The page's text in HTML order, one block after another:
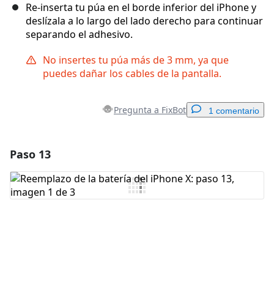
Re-inserta tu púa en el borde inferior del iPhone y
deslízala a lo largo del lado derecho para continuar
separando el adhesivo.
No insertes tu púa más de 3 mm, ya que
puedes dañar los cables de la pantalla.
Pregunta a FixBot 1 comentario
Agregar Comentario
Paso 13